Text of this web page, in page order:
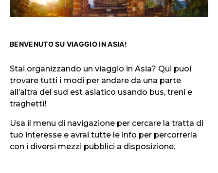
BENVENUTO SU VIAGGIO IN ASIA!
Stai organizzando un viaggio in Asia? Qui puoi
trovare tutti i modi per andare da una parte
all’altra del sud est asiatico usando bus, treni e
traghetti!
Usa il menu di navigazione per cercare la tratta di
tuo interesse e avrai tutte le info per percorrerla
con i diversi mezzi pubblici a disposizione.